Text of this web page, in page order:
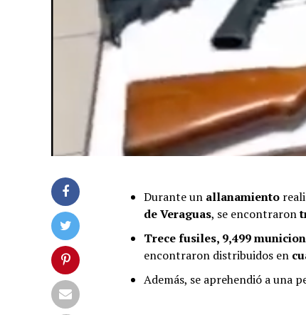
Durante un allanamiento
de Veraguas, se encontraron
Trece fusiles, 9,499
encontraron distribuidos en
Además, se aprehendió a una